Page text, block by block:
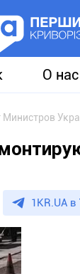
О нас
Министров
1KR.UA в